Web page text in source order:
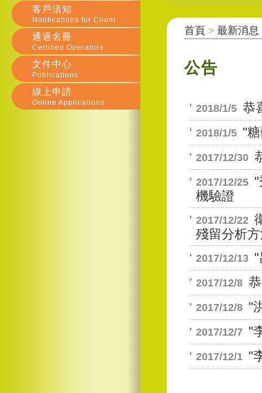
首頁 > 最新消息
公告
2018/1/5 恭
2018/1/5 "
2017/12/30
2017/12/25 "
機驗證
2017/12/22
殘留分析
2017/12/13 "
2017/12/8
2017/12/8 "
2017/12/7 "
2017/12/1 "
客戶須知
Notifications for Client
通過名冊
Certified Operators
文件中心
Publications
線上申請
Online Applications